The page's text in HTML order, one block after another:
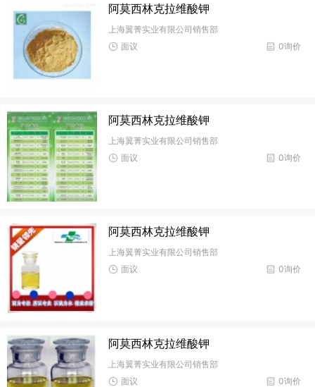
阿莫西林克拉维酸钾
上海翼菁实业有限公司销售部
0询价
面议
阿莫西林克拉维酸钾
上海翼菁实业有限公司销售部
0询价
面议
阿莫西林克拉维酸钾
上海翼菁实业有限公司销售部
0询价
面议
阿莫西林克拉维酸钾
上海翼菁实业有限公司销售部
0询价
面议